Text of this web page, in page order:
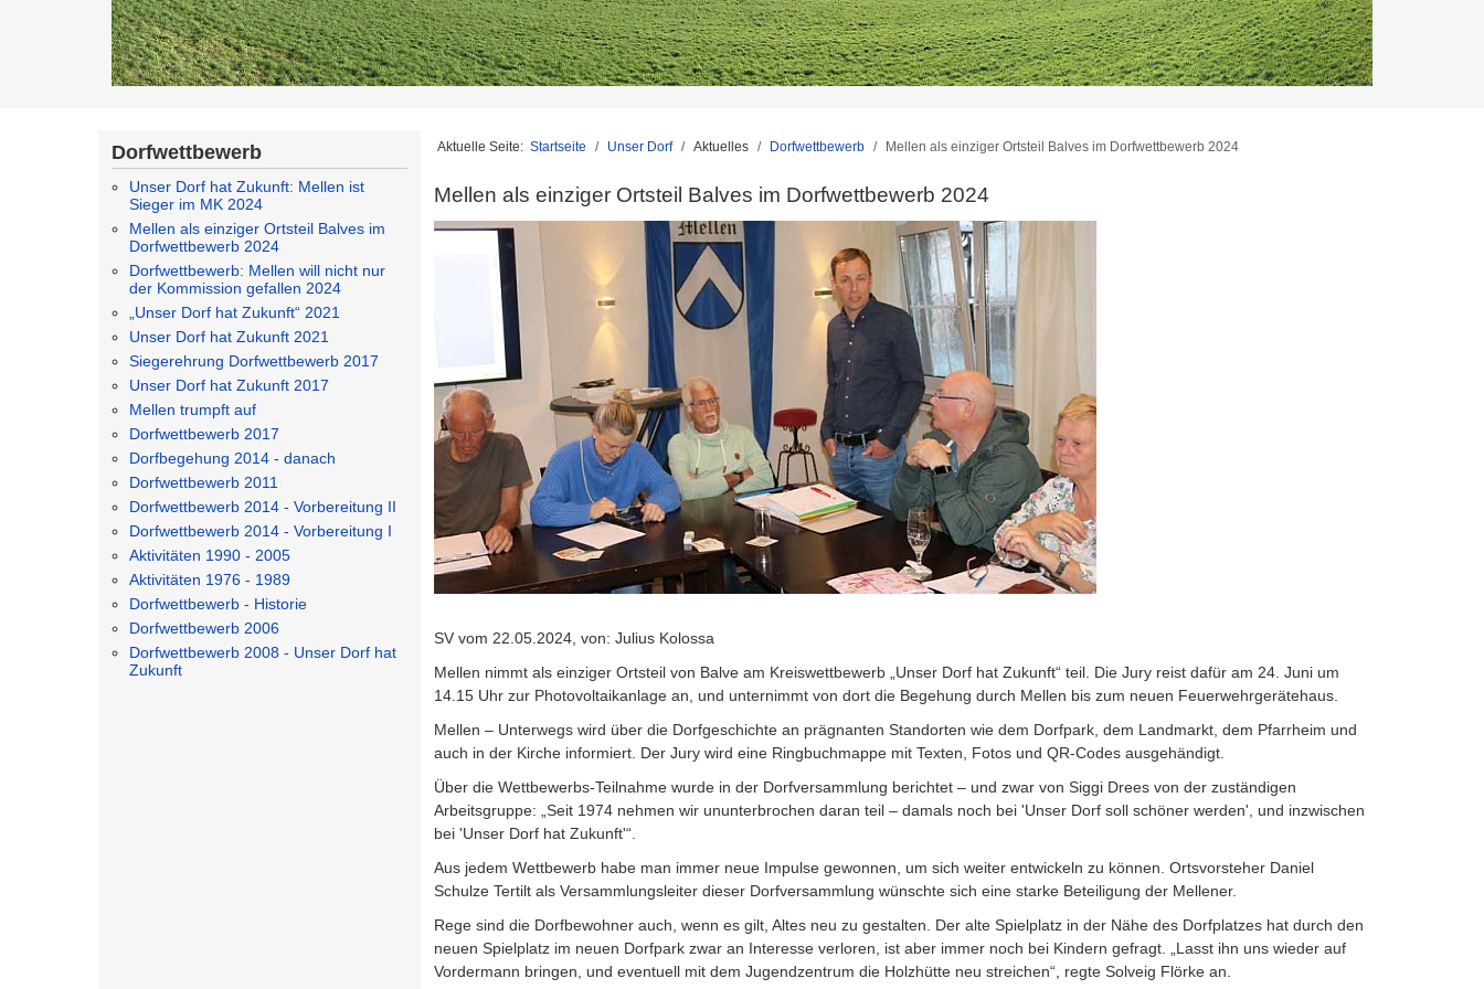
Dorfwettbewerb
Unser Dorf hat Zukunft: Mellen ist
Sieger im MK 2024
Mellen als einziger Ortsteil Balves im
Dorfwettbewerb 2024
Dorfwettbewerb: Mellen will nicht nur
der Kommission gefallen 2024
„Unser Dorf hat Zukunft“ 2021
Unser Dorf hat Zukunft 2021
Siegerehrung Dorfwettbewerb 2017
Unser Dorf hat Zukunft 2017
Mellen trumpft auf
Dorfwettbewerb 2017
Dorfbegehung 2014 - danach
Dorfwettbewerb 2011
Dorfwettbewerb 2014 - Vorbereitung II
Dorfwettbewerb 2014 - Vorbereitung I
Aktivitäten 1990 - 2005
Aktivitäten 1976 - 1989
Dorfwettbewerb - Historie
Dorfwettbewerb 2006
Dorfwettbewerb 2008 - Unser Dorf hat
Zukunft
Aktuelle Seite: Startseite Unser Dorf Aktuelles Dorfwettbewerb Mellen als einziger Ortsteil Balves im Dorfwettbewerb 2024
Mellen als einziger Ortsteil Balves im Dorfwettbewerb 2024
SV vom 22.05.2024, von: Julius Kolossa
Mellen nimmt als einziger Ortsteil von Balve am Kreiswettbewerb „Unser Dorf hat Zukunft“ teil. Die Jury reist dafür am 24. Juni um
14.15 Uhr zur Photovoltaikanlage an, und unternimmt von dort die Begehung durch Mellen bis zum neuen Feuerwehrgerätehaus.
Mellen – Unterwegs wird über die Dorfgeschichte an prägnanten Standorten wie dem Dorfpark, dem Landmarkt, dem Pfarrheim und
auch in der Kirche informiert. Der Jury wird eine Ringbuchmappe mit Texten, Fotos und QR-Codes ausgehändigt.
Über die Wettbewerbs-Teilnahme wurde in der Dorfversammlung berichtet – und zwar von Siggi Drees von der zuständigen
Arbeitsgruppe: „Seit 1974 nehmen wir ununterbrochen daran teil – damals noch bei 'Unser Dorf soll schöner werden', und inzwischen
bei 'Unser Dorf hat Zukunft'“.
Aus jedem Wettbewerb habe man immer neue Impulse gewonnen, um sich weiter entwickeln zu können. Ortsvorsteher Daniel
Schulze Tertilt als Versammlungsleiter dieser Dorfversammlung wünschte sich eine starke Beteiligung der Mellener.
Rege sind die Dorfbewohner auch, wenn es gilt, Altes neu zu gestalten. Der alte Spielplatz in der Nähe des Dorfplatzes hat durch den
neuen Spielplatz im neuen Dorfpark zwar an Interesse verloren, ist aber immer noch bei Kindern gefragt. „Lasst ihn uns wieder auf
Vordermann bringen, und eventuell mit dem Jugendzentrum die Holzhütte neu streichen“, regte Solveig Flörke an.